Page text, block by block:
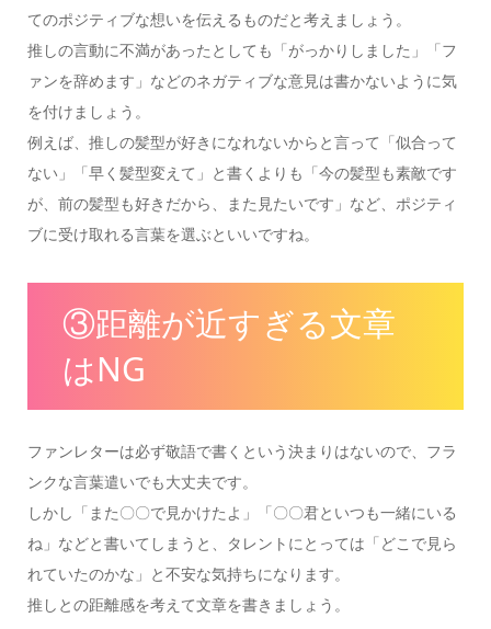
てのポジティブな想いを伝えるものだと考えましょう。
推しの言動に不満があったとしても「がっかりしました」「フ
ァンを辞めます」などのネガティブな意見は書かないように気
を付けましょう。
例えば、推しの髪型が好きになれないからと言って「似合って
ない」「早く髪型変えて」と書くよりも「今の髪型も素敵です
が、前の髪型も好きだから、また見たいです」など、ポジティ
ブに受け取れる言葉を選ぶといいですね。
③距離が近すぎる文章
はNG
ファンレターは必ず敬語で書くという決まりはないので、フラ
ンクな言葉遣いでも大丈夫です。
しかし「また〇〇で見かけたよ」「〇〇君といつも一緒にいる
ね」などと書いてしまうと、タレントにとっては「どこで見ら
れていたのかな」と不安な気持ちになります。
推しとの距離感を考えて文章を書きましょう。